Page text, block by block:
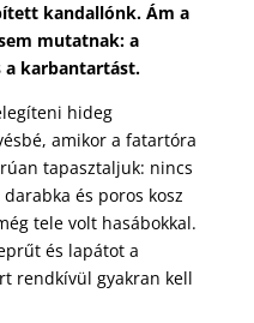
kandallónk. Ám a
mutatnak: a
a karbantartást.
hideg
amikor a fatartóra
tapasztaljuk: nincs
és poros kosz
tele volt hasábokkal.
és lapátot a
rendkívül gyakran kell